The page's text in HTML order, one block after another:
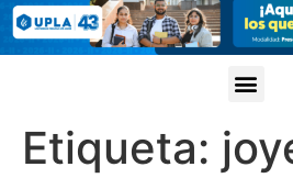
Etiqueta: